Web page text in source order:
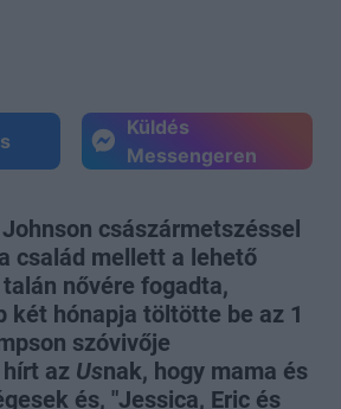
Küldés
Messengeren
császármetszéssel
család mellett a lehető
nővére fogadta,
két hónapja töltötte be az 1
szóvivője
az Usnak, hogy mama és
és, "Jessica, Eric és